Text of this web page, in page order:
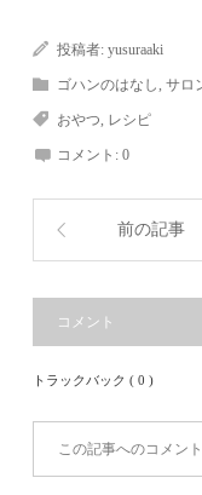
投稿者:yusuraaki
ゴハンのはなし ,サロ
おやつ レシピ
コメント:0
前の記事
コメント
トラックバック ( 0 )
この記事へのコメン